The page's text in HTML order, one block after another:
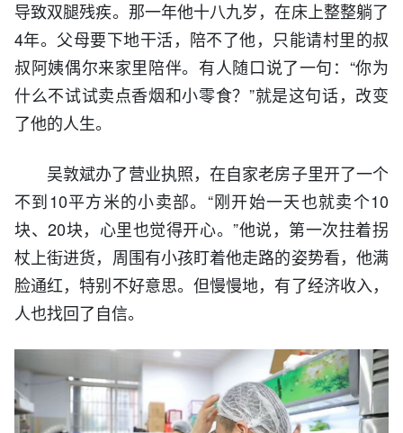
导致双腿残疾。那一年他十八九岁，在床上整整躺了
4年。父母要下地干活，陪不了他，只能请村里的叔
叔阿姨偶尔来家里陪伴。有人随口说了一句：“你为
什么不试试卖点香烟和小零食？”就是这句话，改变
了他的人生。
吴敦斌办了营业执照，在自家老房子里开了一个
不到10平方米的小卖部。“刚开始一天也就卖个10
块、20块，心里也觉得开心。”他说，第一次拄着拐
杖上街进货，周围有小孩盯着他走路的姿势看，他满
脸通红，特别不好意思。但慢慢地，有了经济收入，
人也找回了自信。